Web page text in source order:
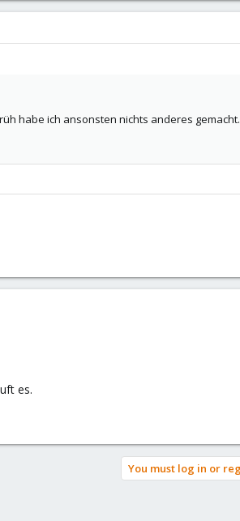
habe ich ansonsten nichts anderes gemacht.
es.
You must log in or